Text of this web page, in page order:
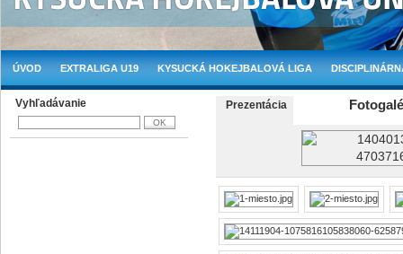
ÚVOD EXTRALIGA U19 KYSUCKÁ HOKEJBALOVÁ LIGA
Vyhľadávanie Prezentácia